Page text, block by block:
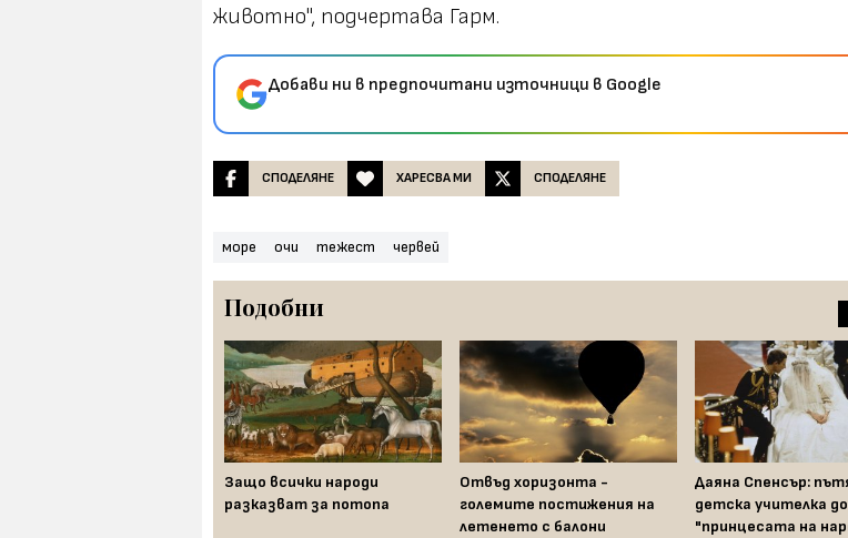
животно", подчертава Гарм.
Добави ни в предпочитани източници в Google
СПОДЕЛЯНЕ ХАРЕСВА МИ СПОДЕЛЯНЕ
море очи тежест червей
Подобни
Защо всички народи
разказват за потопа
Отвъд хоризонта -
големите постижения на
летенето с балони
Даяна Спенсър:
детска учителка до
"принцесата на